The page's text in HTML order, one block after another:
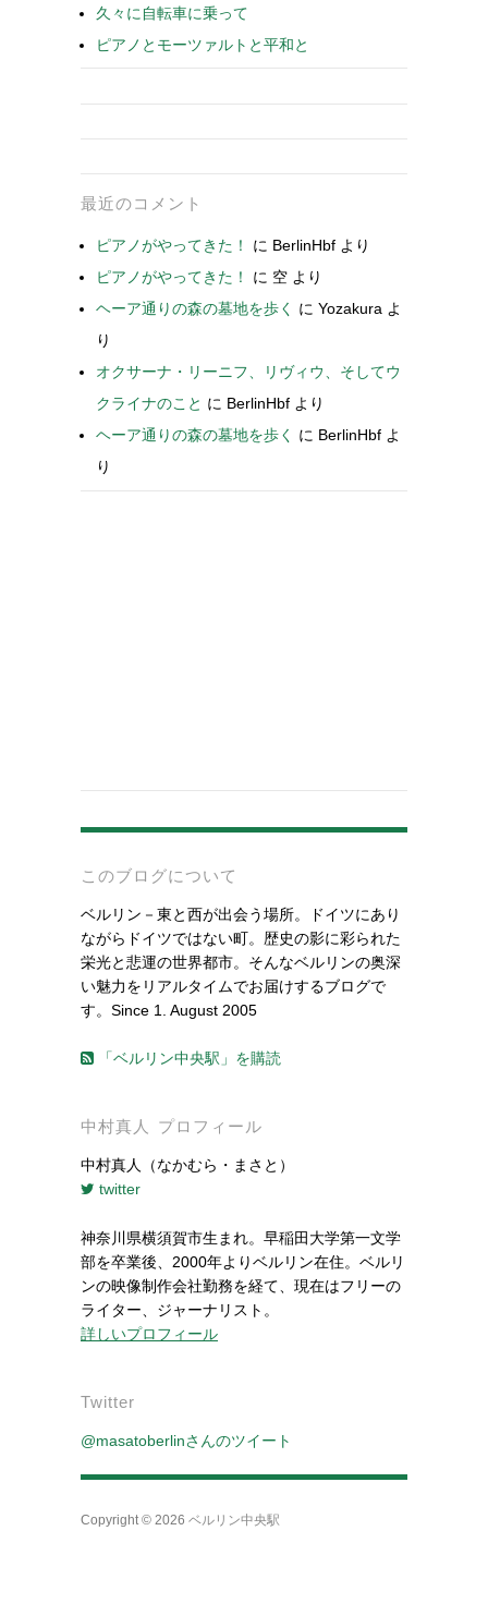
久々に自転車に乗って
ピアノとモーツァルトと平和と
最近のコメント
ピアノがやってきた！ に BerlinHbf より
ピアノがやってきた！
に 空 より
ヘーア通りの森の墓地を歩く
に Yozakura よ
り
オクサーナ・リーニフ、リヴィウ、そしてウ
クライナのこと に BerlinHbf より
ヘーア通りの森の墓地を歩く
に BerlinHbf よ
り
このブログについて
ベルリン－東と西が出会う場所。ドイツにあり
ながらドイツではない町。歴史の影に彩られた
栄光と悲運の世界都市。そんなベルリンの奥深
い魅力をリアルタイムでお届けするブログで
す。Since 1. August 2005
「ベルリン中央駅」を購読
中村真人 プロフィール
中村真人（なかむら・まさと）
twitter
神奈川県横須賀市生まれ。早稲田大学第一文学
部を卒業後、2000年よりベルリン在住。ベルリ
ンの映像制作会社勤務を経て、現在はフリーの
ライター、ジャーナリスト。
詳しいプロフィール
Twitter
@masatoberlinさんのツイート
Copyright © 2026 ベルリン中央駅